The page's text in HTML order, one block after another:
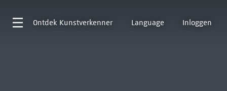
Ontdek Kunstverkenner Language Inloggen